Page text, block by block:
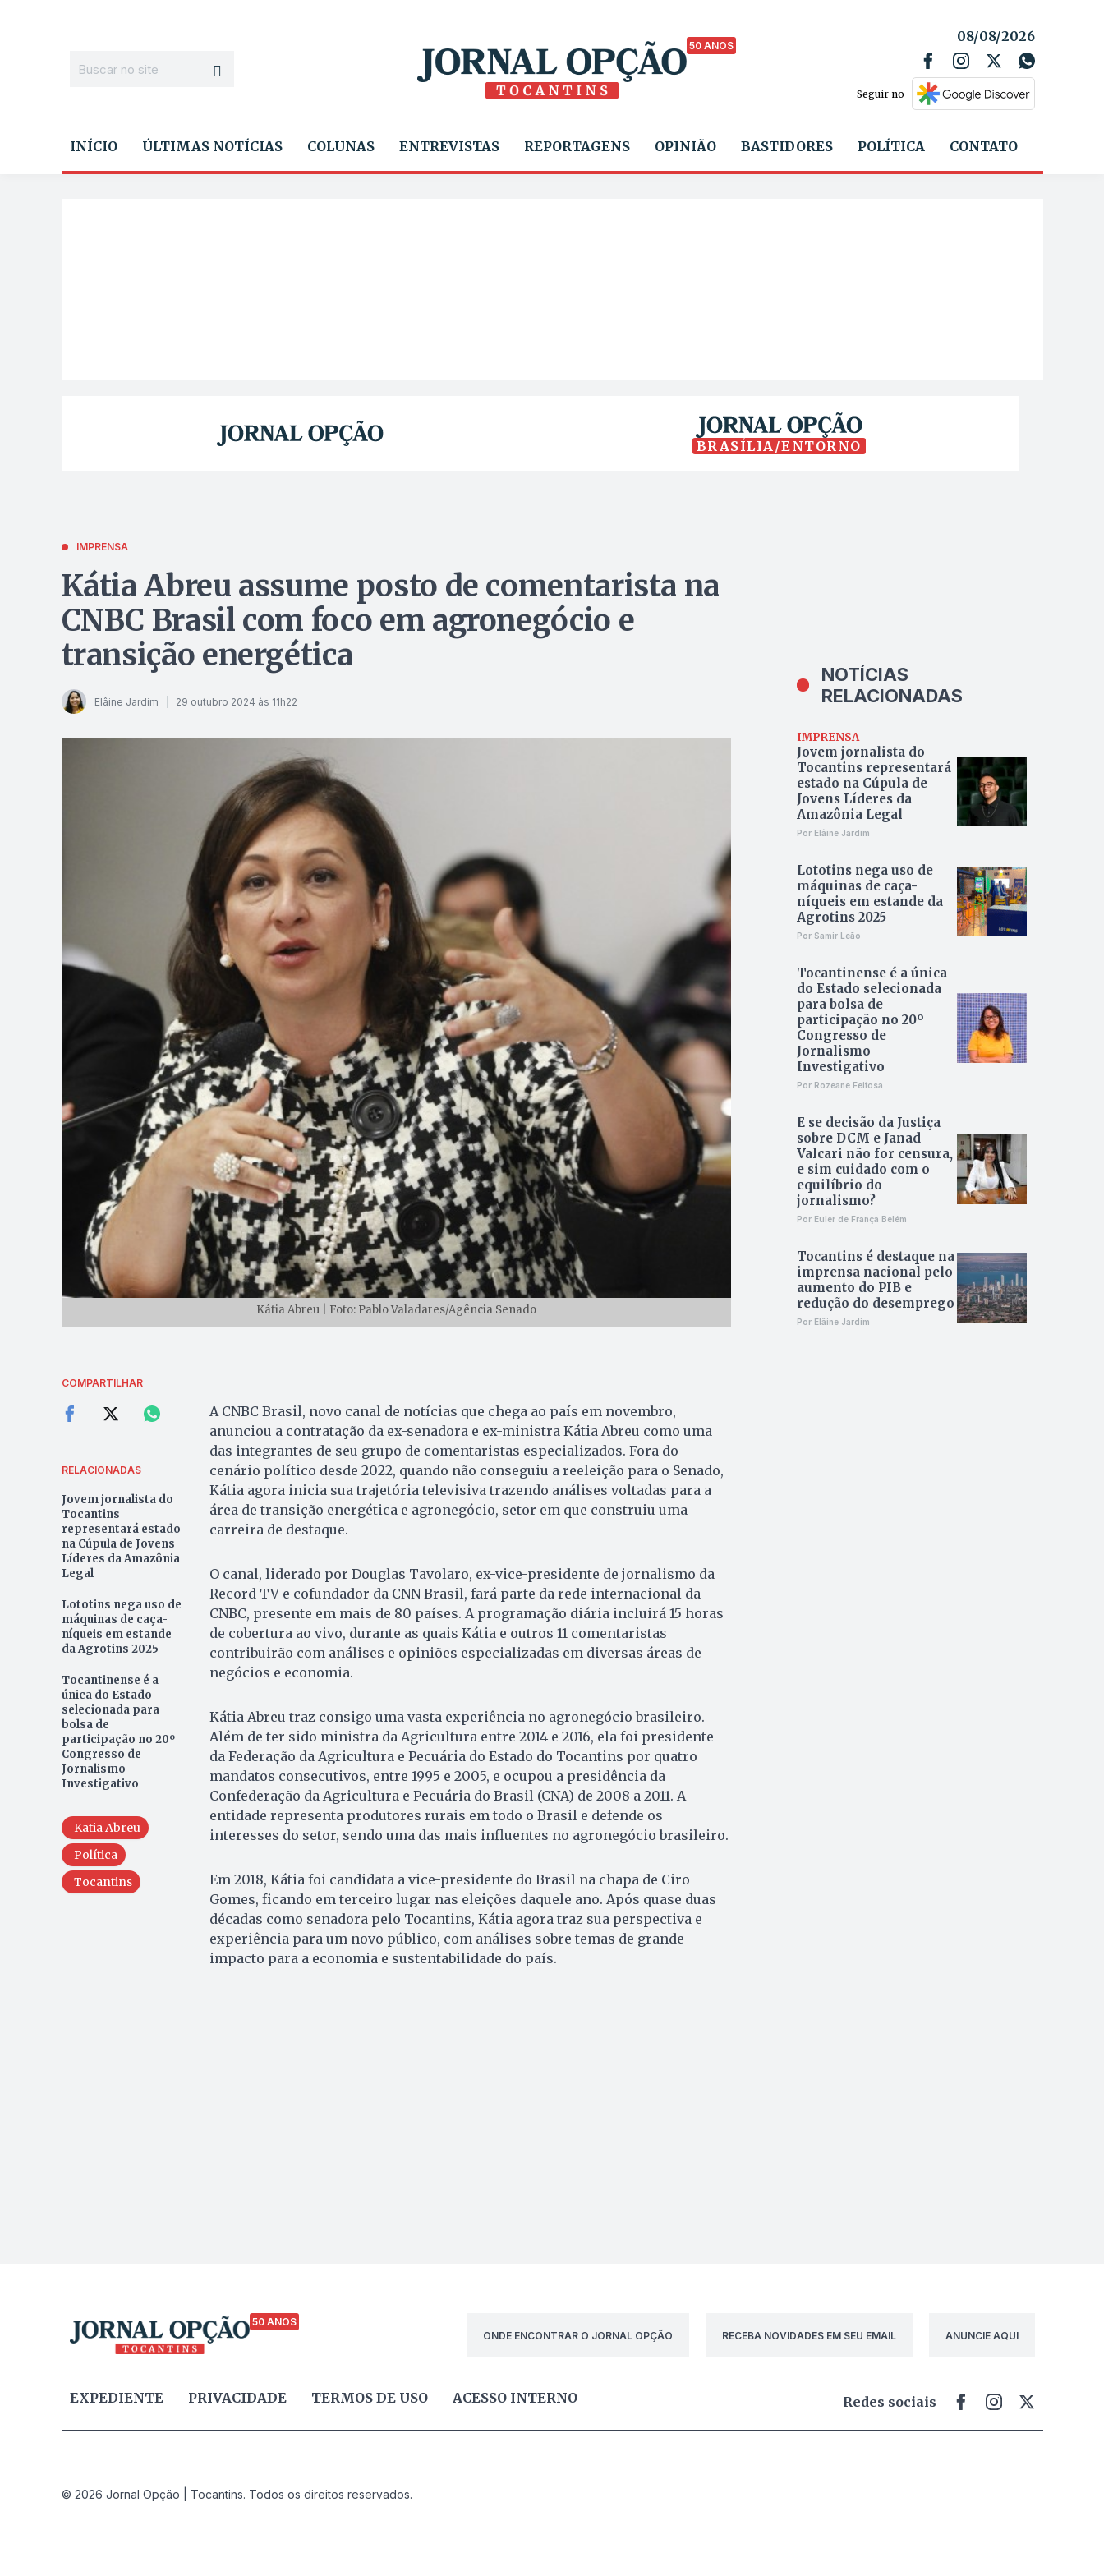
50 ANOS
08/08/2026
Seguir no
INÍCIO ÚLTIMAS NOTÍCIAS COLUNAS ENTREVISTAS REPORTAGENS OPINIÃO BASTIDORES POLÍTICA CONTATO
BRASÍLIA/ENTORNO
IMPRENSA
Kátia Abreu assume posto de comentarista na
CNBC Brasil com foco em agronegócio e
transição energética
Elâine Jardim 29 outubro 2024 às 11h22
Kátia Abreu | Foto: Pablo Valadares/Agência Senado
COMPARTILHAR
RELACIONADAS
Jovem jornalista do
Tocantins
representará estado
na Cúpula de Jovens
Líderes da Amazônia
Legal
Lototins nega uso de
máquinas de caça-
níqueis em estande
da Agrotins 2025
Tocantinense é a
única do Estado
selecionada para
bolsa de
participação no 20º
Congresso de
Jornalismo
Investigativo
Katia Abreu
Política
Tocantins
A CNBC Brasil, novo canal de notícias que chega ao país em novembro,
anunciou a contratação da ex-senadora e ex-ministra Kátia Abreu como uma
das integrantes de seu grupo de comentaristas especializados. Fora do
cenário político desde 2022, quando não conseguiu a reeleição para o Senado,
Kátia agora inicia sua trajetória televisiva trazendo análises voltadas para a
área de transição energética e agronegócio, setor em que construiu uma
carreira de destaque.
O canal, liderado por Douglas Tavolaro, ex-vice-presidente de jornalismo da
Record TV e cofundador da CNN Brasil, fará parte da rede internacional da
CNBC, presente em mais de 80 países. A programação diária incluirá 15 horas
de cobertura ao vivo, durante as quais Kátia e outros 11 comentaristas
contribuirão com análises e opiniões especializadas em diversas áreas de
negócios e economia.
Kátia Abreu traz consigo uma vasta experiência no agronegócio brasileiro.
Além de ter sido ministra da Agricultura entre 2014 e 2016, ela foi presidente
da Federação da Agricultura e Pecuária do Estado do Tocantins por quatro
mandatos consecutivos, entre 1995 e 2005, e ocupou a presidência da
Confederação da Agricultura e Pecuária do Brasil (CNA) de 2008 a 2011. A
entidade representa produtores rurais em todo o Brasil e defende os
interesses do setor, sendo uma das mais influentes no agronegócio brasileiro.
Em 2018, Kátia foi candidata a vice-presidente do Brasil na chapa de Ciro
Gomes, ficando em terceiro lugar nas eleições daquele ano. Após quase duas
décadas como senadora pelo Tocantins, Kátia agora traz sua perspectiva e
experiência para um novo público, com análises sobre temas de grande
impacto para a economia e sustentabilidade do país.
NOTÍCIAS
RELACIONADAS
IMPRENSA
Jovem jornalista do
Tocantins representará
estado na Cúpula de
Jovens Líderes da
Amazônia Legal
Por Elâine Jardim
Lototins nega uso de
máquinas de caça-
níqueis em estande da
Agrotins 2025
Por Samir Leão
Tocantinense é a única
do Estado selecionada
para bolsa de
participação no 20º
Congresso de
Jornalismo
Investigativo
Por Rozeane Feitosa
E se decisão da Justiça
sobre DCM e Janad
Valcari não for censura,
e sim cuidado com o
equilíbrio do
jornalismo?
Por Euler de França Belém
Tocantins é destaque na
imprensa nacional pelo
aumento do PIB e
redução do desemprego
Por Elâine Jardim
50 ANOS
ONDE ENCONTRAR O JORNAL OPÇÃO
RECEBA NOVIDADES EM SEU EMAIL ANUNCIE AQUI
EXPEDIENTE PRIVACIDADE TERMOS DE USO ACESSO INTERNO Redes sociais
© 2026 Jornal Opção | Tocantins. Todos os direitos reservados.